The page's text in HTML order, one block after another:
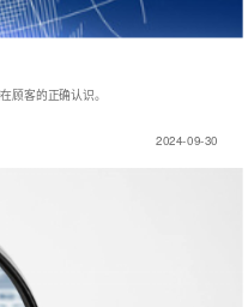
顾客的正确认识。
2024-09-30